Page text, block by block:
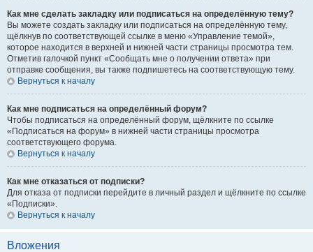
Как мне сделать закладку или подписаться на определённую тему?
Вы можете создать закладку или подписаться на определённую тему,
щёлкнув по соответствующей ссылке в меню «Управление темой»,
которое находится в верхней и нижней части страницы просмотра тем.
Отметив галочкой пункт «Сообщать мне о получении ответа» при
отправке сообщения, вы также подпишетесь на соответствующую тему.
Вернуться к началу
Как мне подписаться на определённый форум?
Чтобы подписаться на определённый форум, щёлкните по ссылке
«Подписаться на форум» в нижней части страницы просмотра
соответствующего форума.
Вернуться к началу
Как мне отказаться от подписки?
Для отказа от подписки перейдите в личный раздел и щёлкните по ссылке
«Подписки».
Вернуться к началу
Вложения